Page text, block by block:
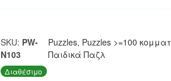
SKU: PW-
N103
Puzzles, Puzzles >=100
Παιδικά Παζλ
Διαθέσιμο